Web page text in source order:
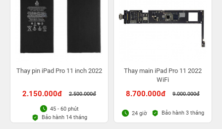
Thay pin iPad Pro 11 inch 2022
2.150.000đ 2.500.000đ
45 - 60 phút
Bảo hành 14 tháng
Thay main iPad Pro 11 2022
WiFi
8.700.000đ 9.000.000đ
24 giờ Bảo hành 3 tháng